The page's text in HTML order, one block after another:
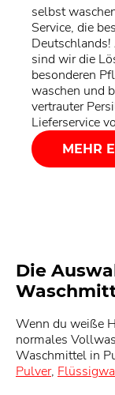
selbst
Service, die
sind wir die
besonderen
waschen und
vertrauter
Lieferservice
MEHR
Die
Wenn du weiße
normales
Waschmittel in
Pulver,